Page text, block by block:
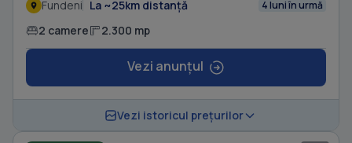
Fundeni La ~25km distanță 4 luni în urmă
2 camere 2.300 mp
Vezi anunțul
Vezi istoricul prețurilor